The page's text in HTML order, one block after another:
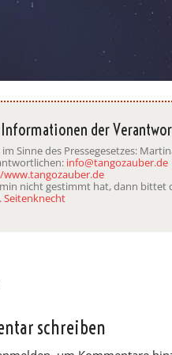
der
Sinne des Pressegesetzes:
info@tangozauber.de
nicht gestimmt hat, dann
Seitenknecht
schreiben